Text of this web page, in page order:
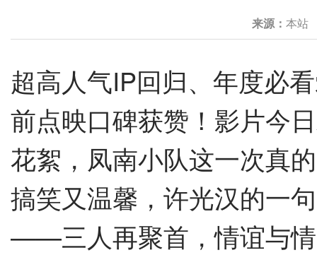
来源： 本
超高人气IP回归、年度必
前点映口碑获赞！影片今
花絮，凤南小队这一次真
搞笑又温馨，许光汉的一
——三人再聚首，情谊与情